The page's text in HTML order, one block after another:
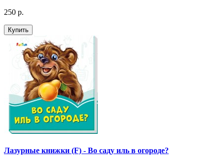
250 р.
Купить
Лазурные книжки (F) - Во саду иль в огороде?